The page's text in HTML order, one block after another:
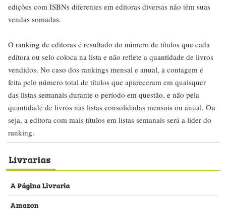
edições com ISBNs diferentes em editoras diversas não têm suas
vendas somadas.
O ranking de editoras é resultado do número de títulos que cada
editora ou selo coloca na lista e não reflete a quantidade de livros
vendidos. No caso dos rankings mensal e anual, a contagem é
feita pelo número total de títulos que apareceram em quaisquer
das listas semanais durante o período em questão, e não pela
quantidade de livros nas listas consolidadas mensais ou anual. Ou
seja, a editora com mais títulos em listas semanais será a líder do
ranking.
Livrarias
A Página Livraria
Amazon